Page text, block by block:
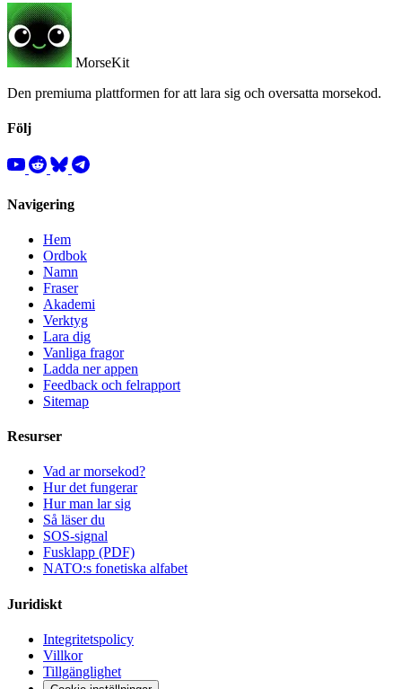
MorseKit
Den premiuma plattformen for att lara sig och oversatta morsekod.
Följ
Navigering
Hem
Ordbok
Namn
Fraser
Akademi
Verktyg
Lara dig
Vanliga fragor
Ladda ner appen
Feedback och felrapport
Sitemap
Resurser
Vad ar morsekod?
Hur det fungerar
Hur man lar sig
Så läser du
SOS-signal
Fusklapp (PDF)
NATO:s fonetiska alfabet
Juridiskt
Integritetspolicy
Villkor
Tillgänglighet